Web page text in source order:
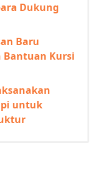
Dukung
Baru
Bantuan Kursi
untuk